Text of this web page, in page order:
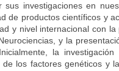
investigaciones en
de productos científicos y
y nivel internacional con la
y la
la
los factores genéticos y